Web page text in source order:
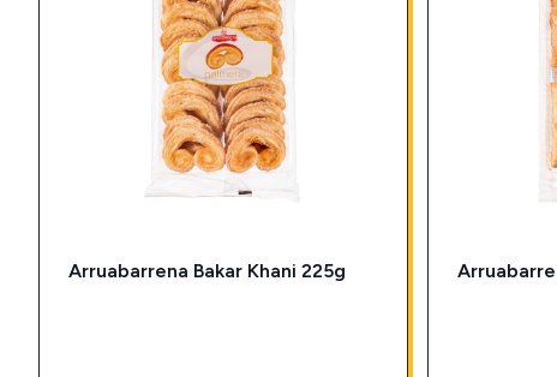
Arruabarrena Bakar Khani 225g